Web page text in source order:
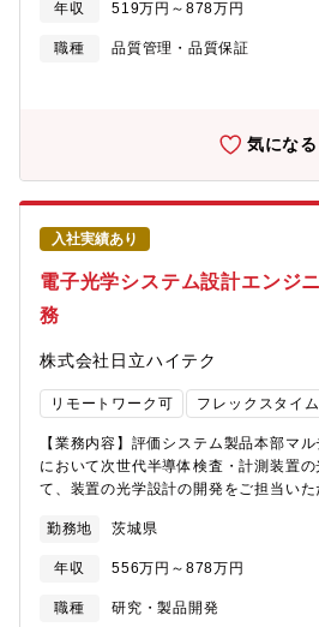
り入れ、既存業務をバージョンアップ
に積極的な環境です。【働き方】■リ
に1回（1泊程度）海外：1年に1回程度
対応・呼び出し 無■フルフレックス【
入社者向け育成プログラム、階層別研
講による自己開発（費用会社負担）など
保守性）■量産開始後の出荷試験└出荷
を満足しているか」、「場内検査で合
ドサービス部門では解決できない技術
ムのようなイメージで分かれておりま
業務として担当いただく予定です。（
いただくこともございます）※技術キ
学・制御・電気系└電気・回路設計(ア
御・ソフト系└OS：LINUX、Windows
C、C++【入社後お任せする業務】まず
いただくために出荷試験業務から実施し
第、形式認定試験や保守業務などに従
やご希望次第では、海外出張や駐在など
として品質面で貢献する達成感■世界最
技術の修得■国内外のグループ会社を含
交流による人脈形成■北米、欧米、アジ
FEB測長装置は、半導体製造メーカー
加しており、顧客へ提供する製品・サ
証体制の強化することを目的に、「私
真の課題を正しく知り、解決策を提供
志をもつ新たな仲間を募集します。【
しい技術や手法（AIによる画像判定、
年収 519万円～878万円
職種
品質管理・品質保証
気になる
入社実績あり
電子光学システム設計エンジ
務
株式会社日立ハイテク
リモートワーク可 フレックスタイ
【業務内容】評価システム製品本部マ
において次世代半導体検査・計測装置
て、装置の光学設計の開発をご担当い
上のデバイスなど観察するための光源
と、それをアシストするレーザなどを
計します。具体的には、①アプリケー
と光学素子の選定、③光学鏡筒の設計
勤務地 茨城県
年収 556万円～878万円
職種
研究・製品開発